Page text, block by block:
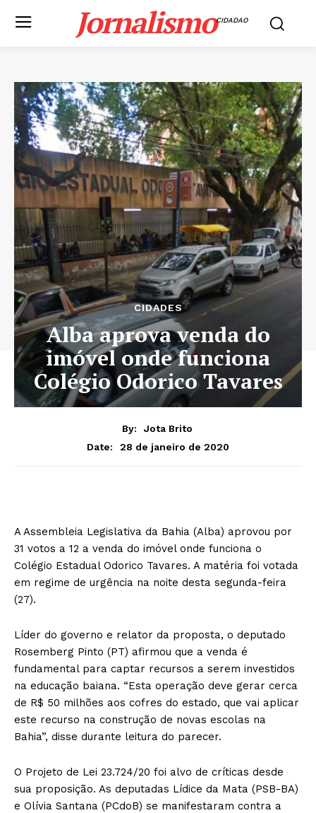
JornalismoCIDADAO
CIDADES
Alba aprova venda do
imóvel onde funciona
Colégio Odorico Tavares
By:
Jota Brito
Date:
28 de janeiro de 2020
A Assembleia Legislativa da Bahia (Alba) aprovou por
31 votos a 12 a venda do imóvel onde funciona o
Colégio Estadual Odorico Tavares. A matéria foi votada
em regime de urgência na noite desta segunda-feira
(27).
Líder do governo e relator da proposta, o deputado
Rosemberg Pinto (PT) afirmou que a venda é
fundamental para captar recursos a serem investidos
na educação baiana. “Esta operação deve gerar cerca
de R$ 50 milhões aos cofres do estado, que vai aplicar
este recurso na construção de novas escolas na
Bahia”, disse durante leitura do parecer.
O Projeto de Lei 23.724/20 foi alvo de críticas desde
sua proposição. As deputadas Lídice da Mata (PSB-BA)
e Olívia Santana (PCdoB) se manifestaram contra a